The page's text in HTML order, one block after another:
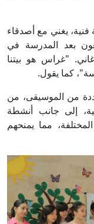
يغني مع أصدقاء
بعد المدرسة في
"غراس هو بيتنا
كما يقول.
من الموسيقى، من
إلى جانب أنشطة
مما يمنحهم